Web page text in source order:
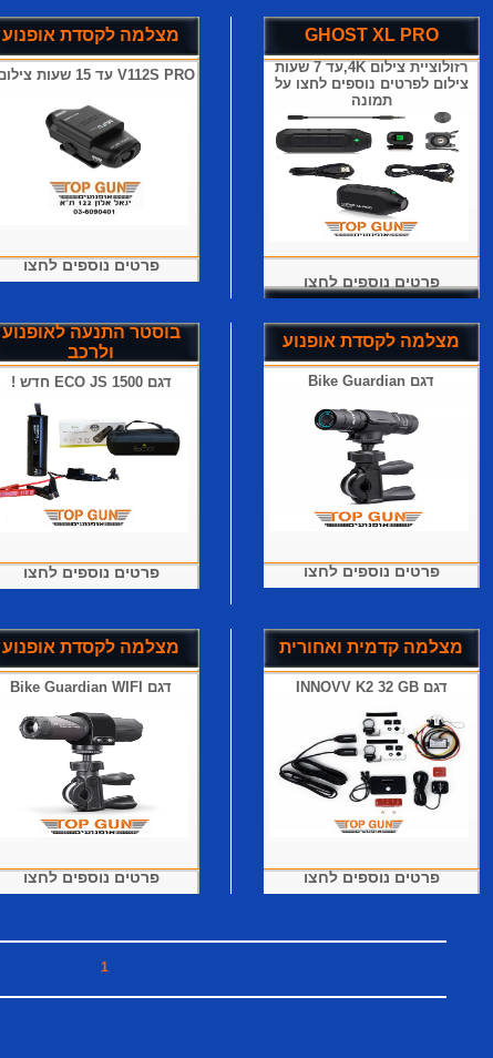
מצלמה לקסדת אופנוע
V112S PRO עד 15 שעות צילום !
פרטים נוספים לחצו
GHOST XL PRO
רזולוציית צילום 4K,עד 7 שעות
צילום לפרטים נוספים לחצו על
תמונה
פרטים נוספים לחצו
בוסטר התנעה לאופנוע
ולרכב
דגם ECO JS 1500 חדש !
פרטים נוספים לחצו
מצלמה לקסדת אופנוע
דגם Bike Guardian
פרטים נוספים לחצו
מצלמה לקסדת אופנוע
דגם Bike Guardian WIFI
פרטים נוספים לחצו
מצלמה קדמית ואחורית
דגם INNOVV K2 32 GB
פרטים נוספים לחצו
1